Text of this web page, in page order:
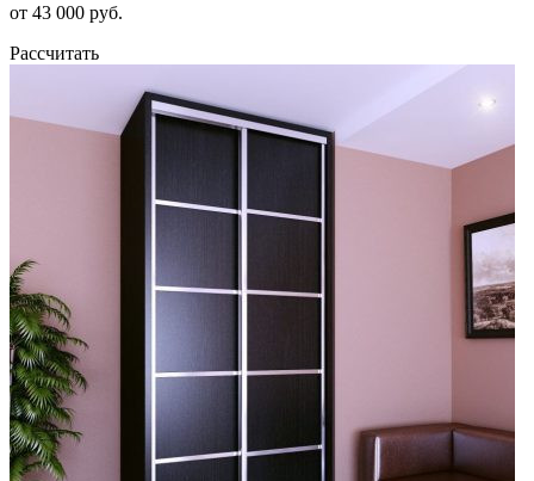
от 43 000 руб.
Рассчитать